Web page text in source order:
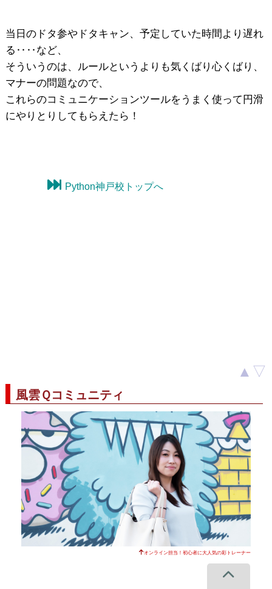
当日のドタ参やドタキャン、予定していた時間より遅れ
る‥‥など、
そういうのは、ルールというよりも気くばり心くばり、
マナーの問題なので、
これらのコミュニケーションツールをうまく使って円滑
にやりとりしてもらえたら！
Python神戸校トップへ
▲ ▽
風雲Ｑコミュニティ
オンライン担当！初心者に大人気の彩トレーナー